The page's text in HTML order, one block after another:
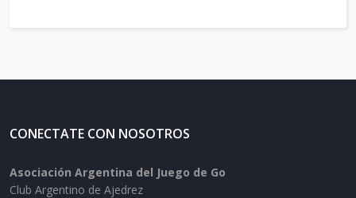
CONECTATE CON NOSOTROS
Asociación Argentina del Juego de Go
Club Argentino de Ajedrez